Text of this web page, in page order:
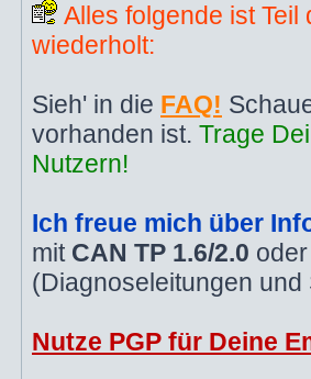
Alles folgende ist
wiederholt:
Sieh' in die FAQ!
vorhanden ist. Trage
Nutzern!
Ich freue mich über
mit CAN TP 1.6/2.0
(Diagnoseleitungen
Nutze PGP für Deine